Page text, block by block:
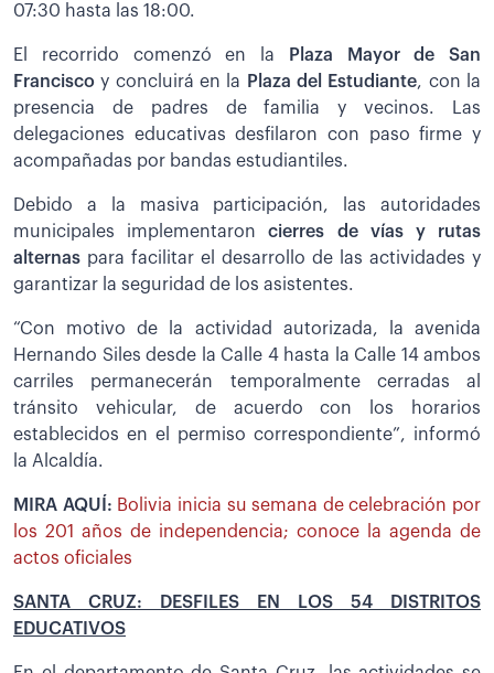
07:30 hasta las 18:00.
El recorrido comenzó en la
Plaza Mayor de San
Francisco y concluirá en la Plaza del Estudiante, con la
presencia de padres de familia y vecinos. Las
delegaciones educativas desfilaron con paso firme y
acompañadas por bandas estudiantiles.
Debido a la masiva participación, las autoridades
municipales implementaroncierres de vías y rutas
alternas para facilitar el desarrollo de las actividades y
garantizar la seguridad de los asistentes.
“Con motivo de la actividad autorizada, la avenida
Hernando Siles desde la Calle 4 hasta la Calle 14 ambos
carriles permanecerán temporalmente cerradas al
tránsito vehicular, de acuerdo con los horarios
establecidos en el permiso correspondiente”, informó
la Alcaldía.
MIRA AQUÍ: Bolivia inicia su semana de celebración por
los 201 años de independencia; conoce la agenda de
actos oficiales
SANTA CRUZ: DESFILES EN LOS 54 DISTRITOS
EDUCATIVOS